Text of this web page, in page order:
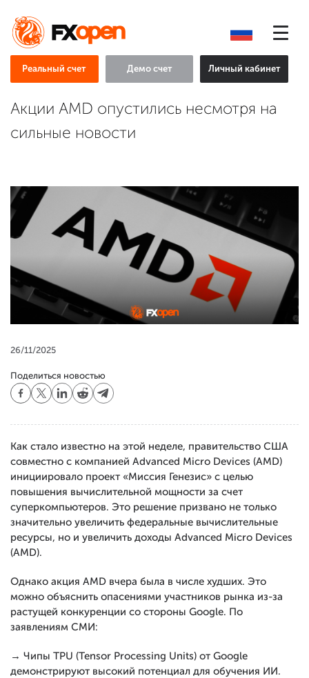
Реальный счет Демо счет Личный кабинет
Акции AMD опустились несмотря на
сильные новости
26/11/2025
Поделиться новостью
Как стало известно на этой неделе, правительство США
совместно с компанией Advanced Micro Devices (AMD)
инициировало проект «Миссия Генезис» с целью
повышения вычислительной мощности за счет
суперкомпьютеров. Это решение призвано не только
значительно увеличить федеральные вычислительные
ресурсы, но и увеличить доходы Advanced Micro Devices
(AMD).
Однако акция AMD вчера была в числе худших. Это
можно объяснить опасениями участников рынка из-за
растущей конкуренции со стороны Google. По
заявлениям СМИ:
→ Чипы TPU (Tensor Processing Units) от Google
демонстрируют высокий потенциал для обучения ИИ.